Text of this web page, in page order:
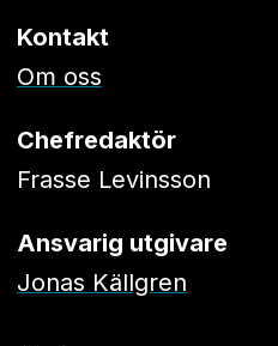
Kontakt
Om oss
Chefredaktör
Frasse Levinsson
Ansvarig utgivare
Jonas Källgren